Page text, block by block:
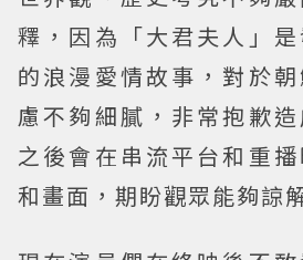
釋，因為「大君夫人」
的浪漫愛情故事，對於
慮不夠細膩，非常抱歉造
之後會在串流平台和重
和畫面，期盼觀眾能夠諒